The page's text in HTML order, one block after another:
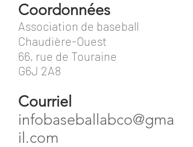
Coordonnées
Association de baseball
Chaudière-Ouest
66, rue de Touraine
G6J 2A8
Courriel
infobaseballabco@gma
il.com